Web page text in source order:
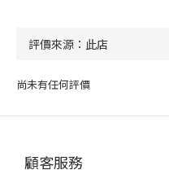
尚未有任何評價
顧客服務